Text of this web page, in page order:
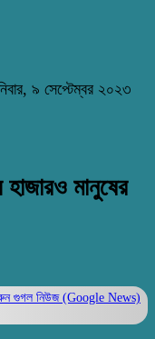
৯ সেপ্টেম্বর ২০২৩
মানুষের
গুগল নিউজ (Google News)